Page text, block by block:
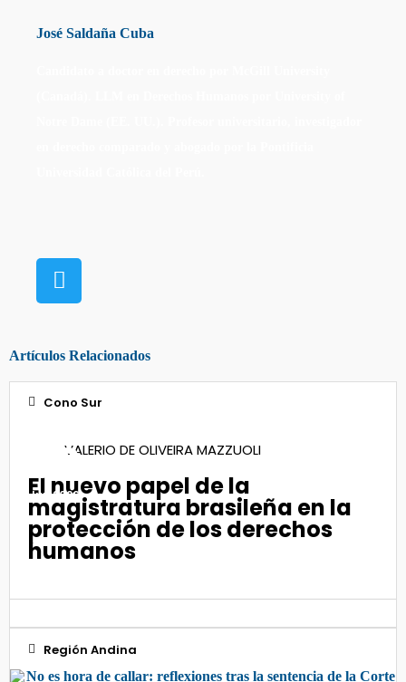
José Saldaña Cuba
Artículos Relacionados
Cono Sur
02
Jun 2026
VALERIO DE OLIVEIRA MAZZUOLI
El nuevo papel de la
magistratura brasileña en la
protección de los derechos
humanos
Región Andina